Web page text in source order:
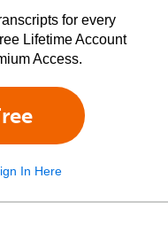
for every
Lifetime Account
Access.
In Here